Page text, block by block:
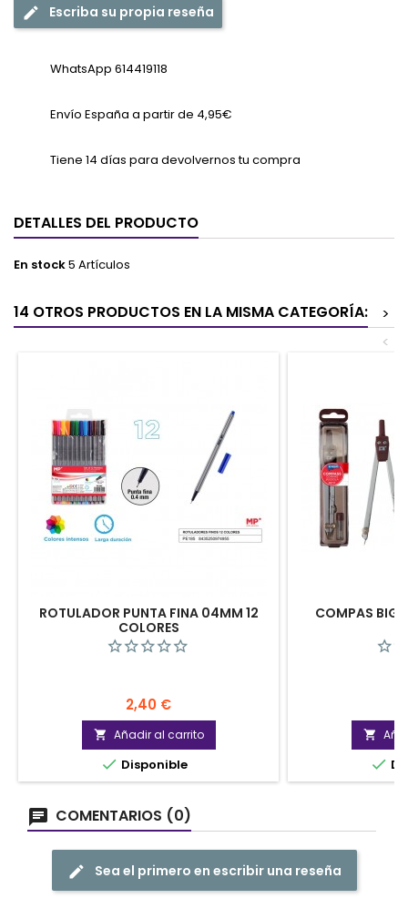
Escriba su propia reseña
WhatsApp 614419118
Envío España a partir de 4,95€
Tiene 14 días para devolvernos tu compra
DETALLES DEL PRODUCTO
En stock5 Artículos
14 OTROS PRODUCTOS EN LA MISMA CATEGORÍA:
>
<
ROTULADOR PUNTA FINA 04MM 12
COLORES
Precio
2,40 €
 Añadir al carrito
 Disponible
COMPAS


COMENTARIOS (0)
Sea el primero en escribir una reseña